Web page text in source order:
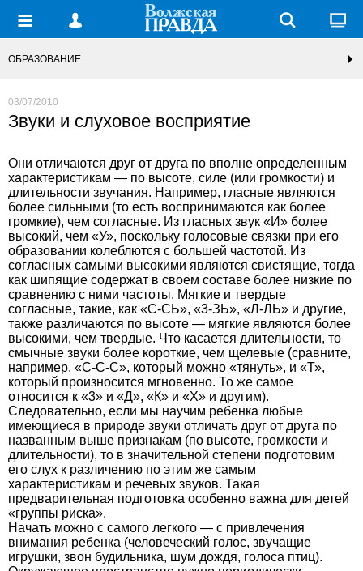
ОБРАЗОВАНИЕ
03/07/2010
Звуки и слуховое восприятие
Они отличаются друг от друга по вполне определенным
характеристикам — по высоте, силе (или громкости) и
длительности звучания. Например, гласные являются
более сильными (то есть воспринимаются как более
громкие), чем согласные. Из гласных звук «И» более
высокий, чем «У», поскольку голосовые связки при его
образовании колеблются с большей частотой. Из
согласных самыми высокими являются свистящие, тогда
как шипящие содержат в своем составе более низкие по
сравнению с ними частоты. Мягкие и твердые
согласные, такие, как «С-СЬ», «3-ЗЬ», «Л-ЛЬ» и другие,
также различаются по высоте — мягкие являются более
высокими, чем твердые. Что касается длительности, то
смычные звуки более короткие, чем щелевые (сравните,
например, «С-С-С», который можно «тянуть», и «Т»,
который произносится мгновенно. То же самое
относится к «3» и «Д», «К» и «X» и другим).
Следовательно, если мы научим ребенка любые
имеющиеся в природе звуки отличать друг от друга по
названным выше признакам (по высоте, громкости и
длительности), то в значительной степени подготовим
его слух к различению по этим же самым
характеристикам и речевых звуков. Такая
предварительная подготовка особенно важна для детей
«группы риска».
Начать можно с самого легкого — с привлечения
внимания ребенка (человеческий голос, звучащие
игрушки, звон будильника, шум дождя, голоса птиц).